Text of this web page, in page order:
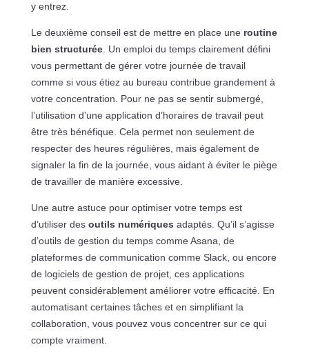
y entrez.
Le deuxième conseil est de mettre en place une routine
bien structurée. Un emploi du temps clairement défini
vous permettant de gérer votre journée de travail
comme si vous étiez au bureau contribue grandement à
votre concentration. Pour ne pas se sentir submergé,
l’utilisation d’une application d’horaires de travail peut
être très bénéfique. Cela permet non seulement de
respecter des heures régulières, mais également de
signaler la fin de la journée, vous aidant à éviter le piège
de travailler de manière excessive.
Une autre astuce pour optimiser votre temps est
d’utiliser des outils numériques adaptés. Qu’il s’agisse
d’outils de gestion du temps comme Asana, de
plateformes de communication comme Slack, ou encore
de logiciels de gestion de projet, ces applications
peuvent considérablement améliorer votre efficacité. En
automatisant certaines tâches et en simplifiant la
collaboration, vous pouvez vous concentrer sur ce qui
compte vraiment.